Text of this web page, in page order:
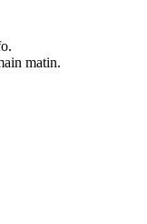
matin.